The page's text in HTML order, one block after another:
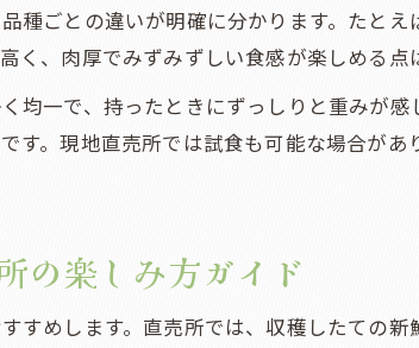
良野メロンが贈答に最適な理由と活用シーン
別感あふれる富良野のメロンギフト活用法
ロンの贈り物で伝わる北海道富良野の魅力
種ごとの違いが明確に分かります。たと
、肉厚でみずみずしい食感が楽しめる点
均一で、持ったときにずっしりと重みが
す。現地直売所では試食も可能な場合が
の楽しみ方ガイド
すめします。直売所では、収穫したての